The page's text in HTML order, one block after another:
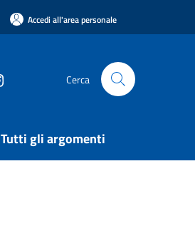
Accedi all'area personale
Cerca
Tutti gli argomenti